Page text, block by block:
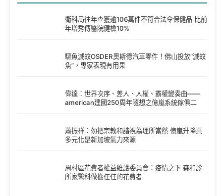
衛科局往年查獲逾106萬件不符合法令保健品 比前
年增秀傳醫院健檢10%
驅魚滅蚊OSDER奧斯德汽車零件！佛山投放“滅蚊
魚”，專家表現有用果
偉達：世界次序、差人、人權、霸權變奏曲——
american建國250周年隨想之億嵐系統傢俱二
蕭振祥：勿把宗教和諧視為理所當然 億嵐升降桌
多元化是新加坡氣力來源
周村區花費者權益維護委員會：疫情之下 森和診
所家醫科做擔任任的花費者